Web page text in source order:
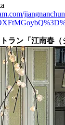
ラン「江南春（